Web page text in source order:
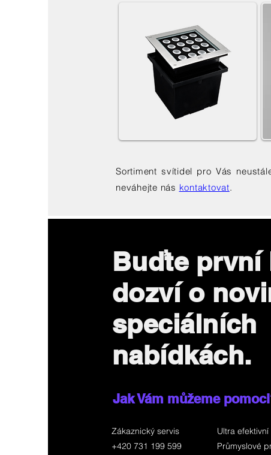
Sortiment svítidel pro Vás
neváhejte nás kontaktovat.
Buďte první
dozví o
speciálních
nabídkách.
Jak Vám můžeme
Zákaznický servis
+420 731 199 599
Ultra efektivní
Průmyslové